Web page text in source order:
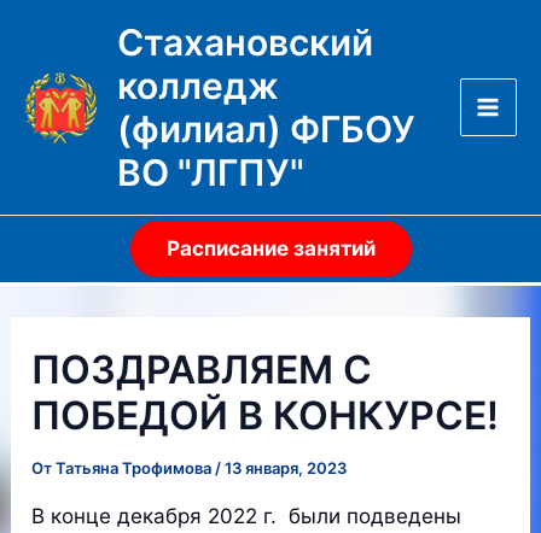
содержимому
Стахановский
колледж
(филиал) ФГБОУ
ВО "ЛГПУ"
Расписание занятий
ПОЗДРАВЛЯЕМ С
ПОБЕДОЙ В КОНКУРСЕ!
ОтТатьяна Трофимова /13 января, 2023
В конце декабря 2022 г. были подведены